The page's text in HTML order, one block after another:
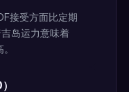
接受方面比定期
岛运力意味着